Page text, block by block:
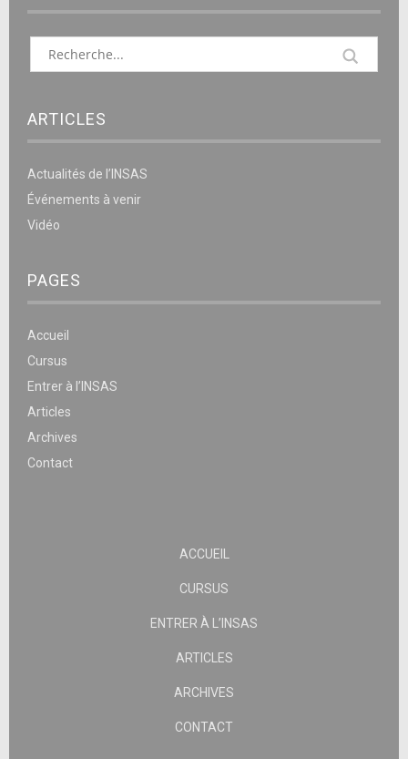
ARTICLES
Actualités de l’INSAS
Événements à venir
Vidéo
PAGES
Accueil
Cursus
Entrer à l’INSAS
Articles
Archives
Contact
ACCUEIL
CURSUS
ENTRER À L’INSAS
ARTICLES
ARCHIVES
CONTACT